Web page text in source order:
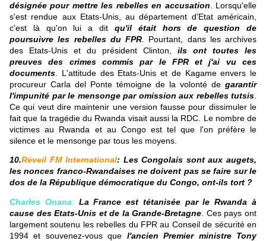
désignée pour mettre les rebelles en accusation . Lorsqu'elle
s'est rendue aux Etats-Unis, au département d'Etat américain,
c'est là qu'on lui a dit qu'il était hors de question de
poursuivre les rebelles du FPR . Pourtant, dans les archives
des Etats-Unis et du président Clinton, ils ont toutes les
preuves des crimes commis par le FPR et j'ai vu ces
documents . L'attitude des Etats-Unis et de Kagame envers le
procureur Carla del Ponte témoigne de la volonté de garantir
l'impunité par le mensonge par omission aux rebelles tutsis
Ce qui veut dire maintenir une version fausse pour dissimuler le
fait que la tragédie du Rwanda visait aussi la RDC. Le nombre de
victimes au Rwanda et au Congo est tel que l'on préfère le
silence et le mensonge par tous les moyens.
10.Réveil FM International: Les Congolais sont aux augets,
les nonces franco-Rwandaises ne doivent pas se faire sur le
dos de la République démocratique du Congo, ont-ils tort ?
Charles Onana: La France est tétanisée par le Rwanda à
cause des Etats-Unis et de la Grande-Bretagne . Ces pays ont
largement soutenu les rebelles du FPR au Conseil de sécurité en
1994 et souvenez-vous que l'ancien Premier ministre Tony